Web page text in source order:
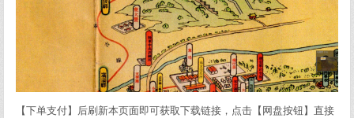
【下单支付】后刷新本页面即可获取下载链接，点击【网盘按钮】直接